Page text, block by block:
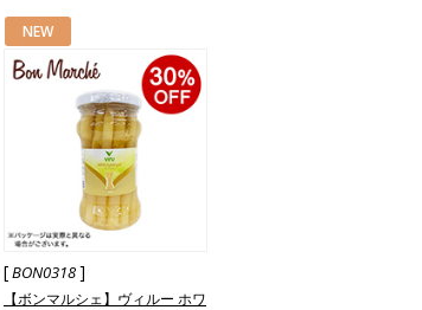
NEW
[BON0318]
【ボンマルシェ】ヴィルー ホワ